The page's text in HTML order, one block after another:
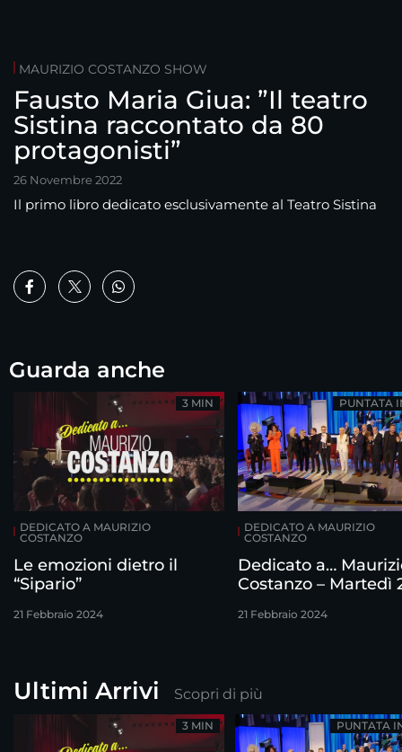
MAURIZIO COSTANZO SHOW
Fausto Maria Giua: ”Il teatro
Sistina raccontato da 80
protagonisti”
26 Novembre 2022
Il primo libro dedicato esclusivamente al Teatro Sistina
Guarda anche
DEDICATO A MAURIZIO
COSTANZO
Le emozioni dietro il
“Sipario”
21 Febbraio 2024
3 MIN
DEDICATO A MAURIZIO
COSTANZO
Dedicato a…
Costanzo – Martedì
21 Febbraio 2024
PUNTATA
Ultimi Arrivi Scopri di più
3 MIN PUNTATA